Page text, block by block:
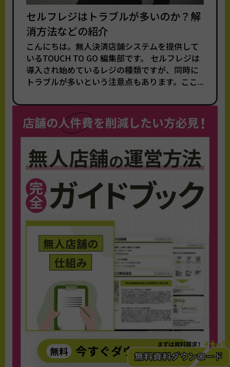
セルフレジはトラブルが多いのか？解
消方法などの紹介
こんにちは。無人決済店舗システムを提供して
いるTOUCH TO GO 編集部です。 セルフレジは
導入され始めているレジの種類ですが、同時に
トラブルが多いという注意点もあります。ここ...